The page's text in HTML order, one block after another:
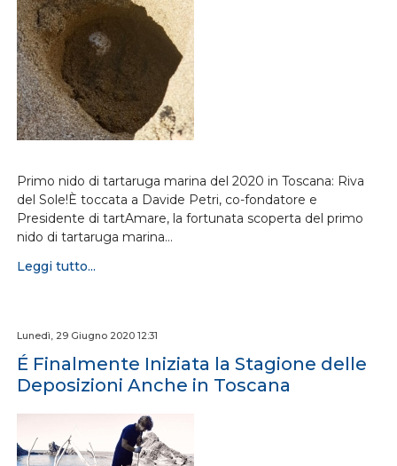
Primo nido di tartaruga marina del 2020 in Toscana: Riva
del Sole!È toccata a Davide Petri, co-fondatore e
Presidente di tartAmare, la fortunata scoperta del primo
nido di tartaruga marina…
Leggi tutto...
Lunedì, 29 Giugno 2020 12:31
É Finalmente Iniziata la Stagione delle
Deposizioni Anche in Toscana